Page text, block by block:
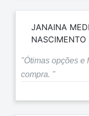
JANAINA
NASCIMENTO
"Ótimas opções e
compra. "